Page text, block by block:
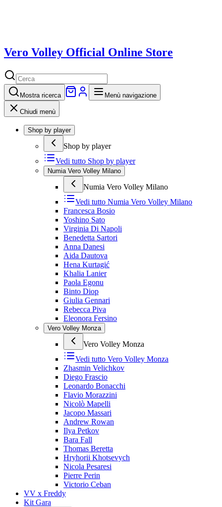
Vero Volley Official Online Store
Mostra ricerca Menù navigazione
Chiudi menù
Shop by player
Shop by player
Vedi tutto Shop by player
Numia Vero Volley Milano
Numia Vero Volley Milano
Vedi tutto Numia Vero Volley Milano
Francesca Bosio
Yoshino Sato
Virginia Di Napoli
Benedetta Sartori
Anna Danesi
Aida Dautova
Hena Kurtagić
Khalia Lanier
Paola Egonu
Binto Diop
Giulia Gennari
Rebecca Piva
Eleonora Fersino
Vero Volley Monza
Vero Volley Monza
Vedi tutto Vero Volley Monza
Zhasmin Velichkov
Diego Frascio
Leonardo Bonacchi
Flavio Morazzini
Nicolò Mapelli
Jacopo Massari
Andrew Rowan
Ilya Petkov
Bara Fall
Thomas Beretta
Hryhorii Khotsevych
Nicola Pesaresi
Pierre Perin
Victorio Ceban
VV x Freddy
Kit Gara